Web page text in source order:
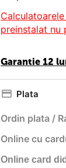
preinstalat nu
Garantie 12
Plata
Ordin plata /
Online cu
Online card